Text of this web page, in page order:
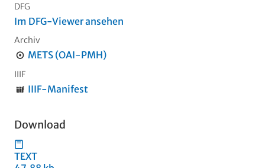
DFG
Im DFG-Viewer ansehen
Archiv
METS (OAI-PMH)
IIIF
IIIF-Manifest
Download
TEXT